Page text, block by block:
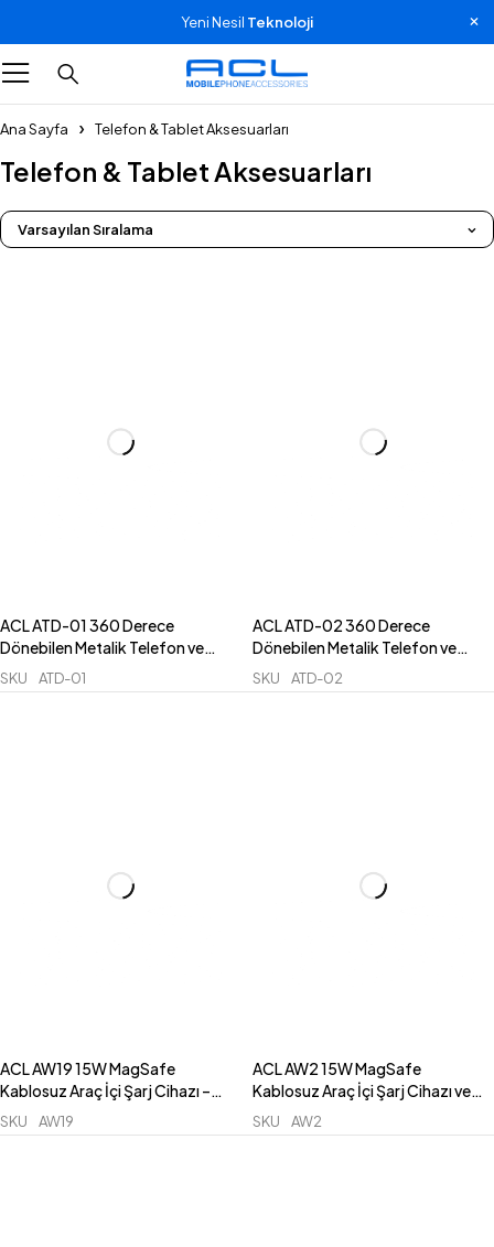
Yeni Nesil Teknoloji
Ana Sayfa Telefon & Tablet Aksesuarları
Telefon & Tablet Aksesuarları
Varsayılan Sıralama
ACL ATD-01 360 Derece
Dönebilen Metalik Telefon ve
Tablet Masaüstü Standı –
Katlanabilir ve Kaymaz Tabanlı
SKU ATD-01
ACL ATD-02 360 Derece
Dönebilen Metalik Telefon ve
Tablet Masaüstü Standı –
Teleskopik ve Katlanabilir
SKU ATD-02
ACL AW19 15W MagSafe
Kablosuz Araç İçi Şarj Cihazı –
Yeni Nesil Kancalı Sarsılmaz
Izgara Tutucu
SKU AW19
ACL AW2 15W MagSafe
Kablosuz Araç İçi Şarj Cihazı ve
Telefon Tutucu – Güçlü
Manyetik Izgara Tipi
SKU AW2